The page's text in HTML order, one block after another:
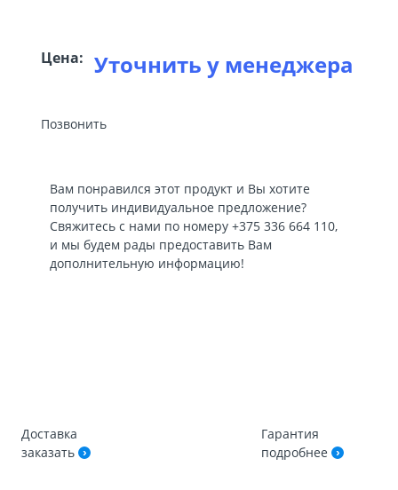
Цена: Уточнить у менеджера
Позвонить
Вам понравился этот продукт и Вы хотите
получить индивидуальное предложение?
Свяжитесь с нами по номеру +375 336 664 110,
и мы будем рады предоставить Вам
дополнительную информацию!
Доставка
заказать
Гарантия
подробнее